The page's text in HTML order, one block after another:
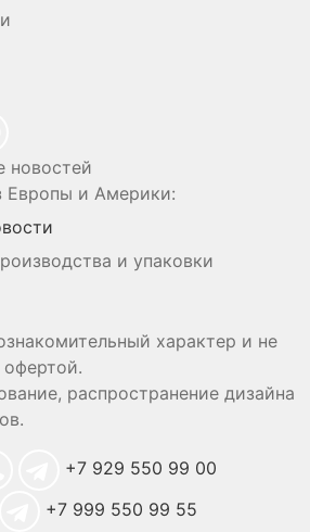
новостей
Европы и Америки:
и упаковки
характер и не
офертой.
распространение дизайна
+7 929 550 99 00
+7 999 550 99 55